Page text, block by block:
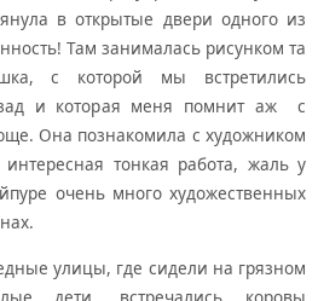
в открытые двери одного из
Там занималась рисунком та
с которой мы встретились
и которая меня помнит аж с
Она познакомила с художником
тонкая работа, жаль у
очень много художественных
улицы, где сидели на грязном